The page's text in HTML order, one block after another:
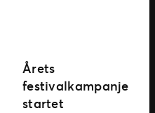
Årets
festivalkampanje
startet